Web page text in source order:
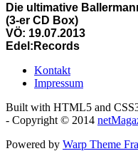
Die ultimative
(3-er CD Box)
VÖ: 19.07.2013
Edel:Records
Kontakt
Impressum
Built with HTML5 and
- Copyright © 2014
Powered by Warp Theme